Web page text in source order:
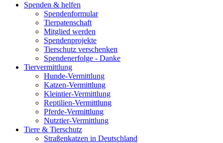
Spenden & helfen
Spendenformular
Tierpatenschaft
Mitglied werden
Spendenprojekte
Tierschutz verschenken
Spendenerfolge - Danke
Tiervermittlung
Hunde-Vermittlung
Katzen-Vermittlung
Kleintier-Vermittlung
Reptilien-Vermittlung
Pferde-Vermittlung
Nutztier-Vermittlung
Tiere & Tierschutz
Straßenkatzen in Deutschland